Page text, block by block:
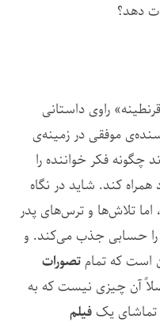
دهد؟
راوی داستانی
موفقی در زمینه‌ی
چگونه فکر خواننده را
همراه کند. شاید در نگاه
تلاش‌ها و ترس‌های پدر
حسابی جذب می‌کند. و
است که تمامتصورات
آن چیزی نیست که به
تماشای یکفیلم